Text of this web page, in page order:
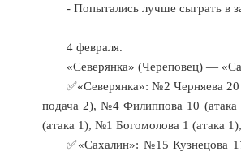
- Попытались лучше сыграть в
4 февраля.
«Северянка» (Череповец) —
✅«Северянка»: №2 Черняева
подача 2), №4 Филиппова 10
(атака 1), №1 Богомолова 1
✅«Сахалин»: №15 Кузнецова